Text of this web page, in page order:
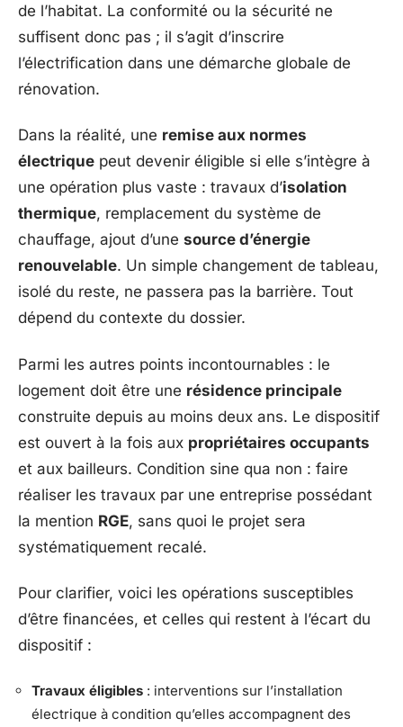
de l’habitat. La conformité ou la sécurité ne
suffisent donc pas ; il s’agit d’inscrire
l’électrification dans une démarche globale de
rénovation.
Dans la réalité, une remise aux normes
électrique peut devenir éligible si elle s’intègre à
une opération plus vaste : travaux d’isolation
thermique, remplacement du système de
chauffage, ajout d’une source d’énergie
renouvelable. Un simple changement de tableau,
isolé du reste, ne passera pas la barrière. Tout
dépend du contexte du dossier.
Parmi les autres points incontournables : le
logement doit être une résidence principale
construite depuis au moins deux ans. Le dispositif
est ouvert à la fois aux propriétaires occupants
et aux bailleurs. Condition sine qua non : faire
réaliser les travaux par une entreprise possédant
la mention RGE, sans quoi le projet sera
systématiquement recalé.
Pour clarifier, voici les opérations susceptibles
d’être financées, et celles qui restent à l’écart du
dispositif :
Travaux éligibles : interventions sur l’installation
électrique à condition qu’elles accompagnent des